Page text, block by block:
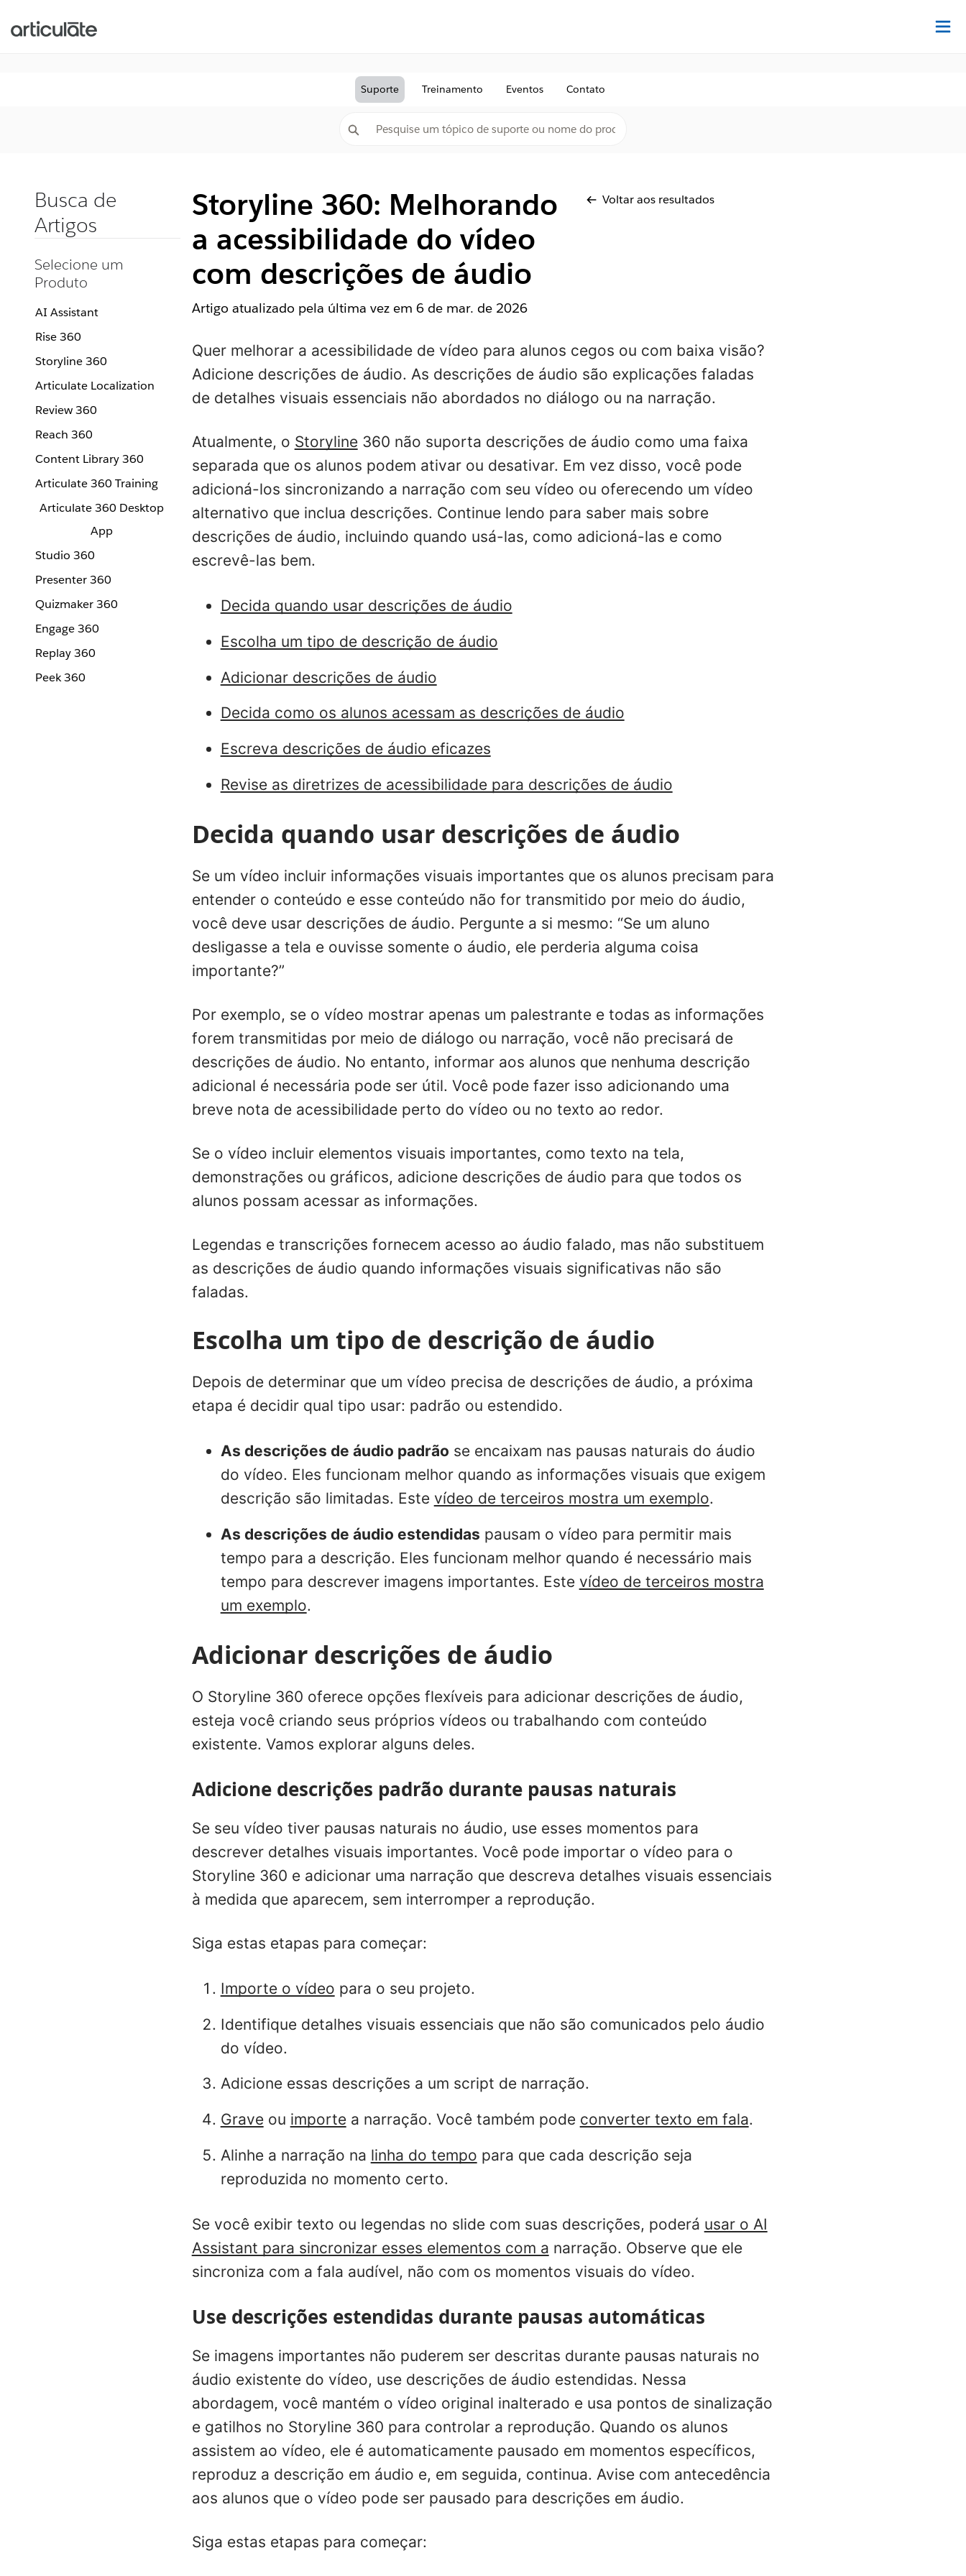
Suporte Treinamento Eventos Contato
Busca de
Artigos
Selecione um
Produto
AI Assistant
Rise 360
Storyline 360
Articulate Localization
Review 360
Reach 360
Content Library 360
Articulate 360 Training
Articulate 360 Desktop
App
Studio 360
Presenter 360
Quizmaker 360
Engage 360
Replay 360
Peek 360
Storyline 360: Melhorando
a acessibilidade do vídeo
com descrições de áudio
Voltar aos resultados
Artigo atualizado pela última vez em 6 de mar. de 2026
Quer melhorar a acessibilidade de vídeo para alunos cegos ou com baixa visão?
Adicione descrições de áudio. As descrições de áudio são explicações faladas
de detalhes visuais essenciais não abordados no diálogo ou na narração.
Atualmente, o Storyline360 não suporta descrições de áudio como uma faixa
separada que os alunos podem ativar ou desativar. Em vez disso, você pode
adicioná-los sincronizando a narração com seu vídeo ou oferecendo um vídeo
alternativo que inclua descrições. Continue lendo para saber mais sobre
descrições de áudio, incluindo quando usá-las, como adicioná-las e como
escrevê-las bem.
Decida quando usar descrições de áudio
Escolha um tipo de descrição de áudio
Adicionar descrições de áudio
Decida como os alunos acessam as descrições de áudio
Escreva descrições de áudio eficazes
Revise as diretrizes de acessibilidade para descrições de áudio
Decida quando usar descrições de áudio
Se um vídeo incluir informações visuais importantes que os alunos precisam para
entender o conteúdo e esse conteúdo não for transmitido por meio do áudio,
você deve usar descrições de áudio. Pergunte a si mesmo: “Se um aluno
desligasse a tela e ouvisse somente o áudio, ele perderia alguma coisa
importante?”
Por exemplo, se o vídeo mostrar apenas um palestrante e todas as informações
forem transmitidas por meio de diálogo ou narração, você não precisará de
descrições de áudio. No entanto, informar aos alunos que nenhuma descrição
adicional é necessária pode ser útil. Você pode fazer isso adicionando uma
breve nota de acessibilidade perto do vídeo ou no texto ao redor.
Se o vídeo incluir elementos visuais importantes, como texto na tela,
demonstrações ou gráficos, adicione descrições de áudio para que todos os
alunos possam acessar as informações.
Legendas e transcrições fornecem acesso ao áudio falado, mas não substituem
as descrições de áudio quando informações visuais significativas não são
faladas.
Escolha um tipo de descrição de áudio
Depois de determinar que um vídeo precisa de descrições de áudio, a próxima
etapa é decidir qual tipo usar: padrão ou estendido.
As descrições de áudio padrão se encaixam nas pausas naturais do áudio
do vídeo. Eles funcionam melhor quando as informações visuais que exigem
descrição são limitadas. Este vídeo de terceiros mostra um exemplo.
As descrições de áudio estendidas pausam o vídeo para permitir mais
tempo para a descrição. Eles funcionam melhor quando é necessário mais
tempo para descrever imagens importantes. Este vídeo de terceiros mostra
um exemplo.
Adicionar descrições de áudio
O Storyline 360 oferece opções flexíveis para adicionar descrições de áudio,
esteja você criando seus próprios vídeos ou trabalhando com conteúdo
existente. Vamos explorar alguns deles.
Adicione descrições padrão durante pausas naturais
Se seu vídeo tiver pausas naturais no áudio, use esses momentos para
descrever detalhes visuais importantes. Você pode importar o vídeo para o
Storyline 360 e adicionar uma narração que descreva detalhes visuais essenciais
à medida que aparecem, sem interromper a reprodução.
Siga estas etapas para começar:
Importe o vídeo para o seu projeto.
Identifique detalhes visuais essenciais que não são comunicados pelo áudio
do vídeo.
Adicione essas descrições a um script de narração.
Graveou importea narração. Você também pode converter texto em fala.
Alinhe a narração na linha do tempo para que cada descrição seja
reproduzida no momento certo.
Se você exibir texto ou legendas no slide com suas descrições, poderá usar o AI
Assistant para sincronizar esses elementos com a narração. Observe que ele
sincroniza com a fala audível, não com os momentos visuais do vídeo.
Use descrições estendidas durante pausas automáticas
Se imagens importantes não puderem ser descritas durante pausas naturais no
áudio existente do vídeo, use descrições de áudio estendidas. Nessa
abordagem, você mantém o vídeo original inalterado e usa pontos de sinalização
e gatilhos no Storyline 360 para controlar a reprodução. Quando os alunos
assistem ao vídeo, ele é automaticamente pausado em momentos específicos,
reproduz a descrição em áudio e, em seguida, continua. Avise com antecedência
aos alunos que o vídeo pode ser pausado para descrições em áudio.
Siga estas etapas para começar: